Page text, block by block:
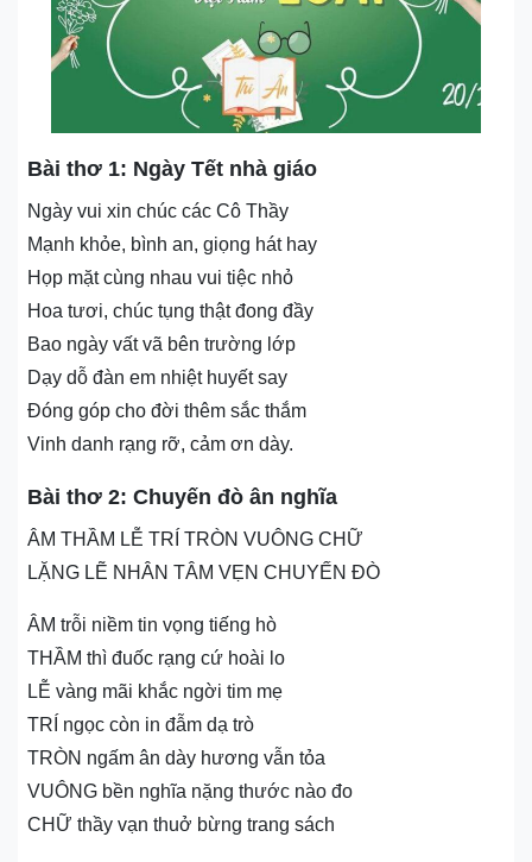
Bài thơ 1: Ngày Tết nhà giáo
Ngày vui xin chúc các Cô Thầy
Mạnh khỏe, bình an, giọng hát hay
Họp mặt cùng nhau vui tiệc nhỏ
Hoa tươi, chúc tụng thật đong đầy
Bao ngày vất vã bên trường lớp
Dạy dỗ đàn em nhiệt huyết say
Đóng góp cho đời thêm sắc thắm
Vinh danh rạng rỡ, cảm ơn dày.
Bài thơ 2: Chuyến đò ân nghĩa
ÂM THẦM LỄ TRÍ TRÒN VUÔNG CHỮ
LẶNG LẼ NHÂN TÂM VẸN CHUYẾN ĐÒ
ÂM trỗi niềm tin vọng tiếng hò
THẦM thì đuốc rạng cứ hoài lo
LỄ vàng mãi khắc ngời tim mẹ
TRÍ ngọc còn in đẫm dạ trò
TRÒN ngấm ân dày hương vẫn tỏa
VUÔNG bền nghĩa nặng thước nào đo
CHỮ thầy vạn thuở bừng trang sách